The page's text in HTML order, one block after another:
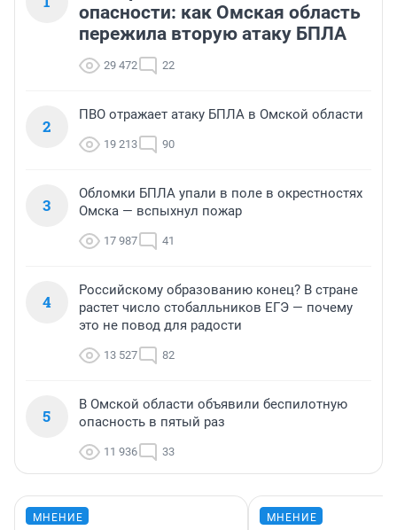
опасности: как Омская область
пережила вторую атаку БПЛА
29 472 22
2
ПВО отражает атаку БПЛА в Омской области
19 213 90
3
Обломки БПЛА упали в поле в окрестностях
Омска — вспыхнул пожар
17 987 41
4
Российскому образованию конец? В стране
растет число стобалльников ЕГЭ — почему
это не повод для радости
13 527 82
5
В Омской области объявили беспилотную
опасность в пятый раз
11 936 33
МНЕНИЕ МНЕНИЕ